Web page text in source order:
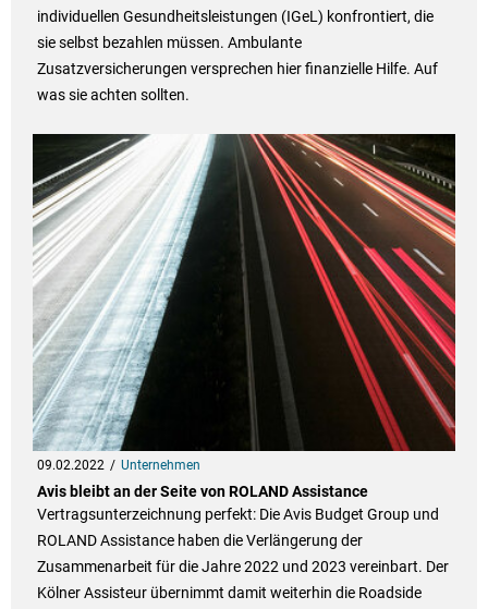
individuellen Gesundheitsleistungen (IGeL) konfrontiert, die
sie selbst bezahlen müssen. Ambulante
Zusatzversicherungen versprechen hier finanzielle Hilfe. Auf
was sie achten sollten.
09.02.2022 Unternehmen
Avis bleibt an der Seite von ROLAND Assistance
Vertragsunterzeichnung perfekt: Die Avis Budget Group und
ROLAND Assistance haben die Verlängerung der
Zusammenarbeit für die Jahre 2022 und 2023 vereinbart. Der
Kölner Assisteur übernimmt damit weiterhin die Roadside